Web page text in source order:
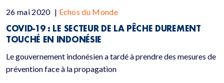
26 mai 2020 | Echos du Monde
COVID-19 : LE SECTEUR DE LA PÊCHE DUREMENT
TOUCHÉ EN INDONÉSIE
Le gouvernement indonésien a tardé à prendre des mesures de
prévention face à la propagation